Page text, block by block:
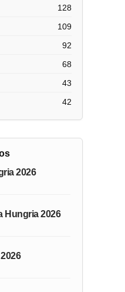
128
109
92
68
43
42
2026
Hungria 2026